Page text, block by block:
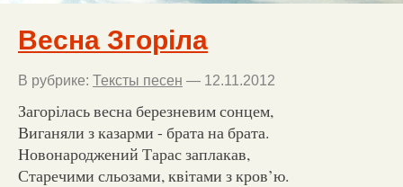
Весна Згоріла
В рубрике: Тексты песен — 12.11.2012
Загорілась весна березневим сонцем,
Виганяли з казарми - брата на брата.
Новонароджений Тарас заплакав,
Старечими сльозами, квітами з кров’ю.